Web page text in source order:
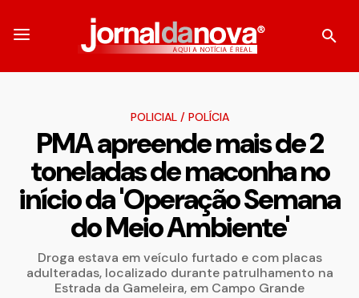
POLICIAL/ POLÍCIA
PMA apreende mais de 2
toneladas de maconha no
início da 'Operação Semana
do Meio Ambiente'
Droga estava em veículo furtado e com placas
adulteradas, localizado durante patrulhamento na
Estrada da Gameleira, em Campo Grande